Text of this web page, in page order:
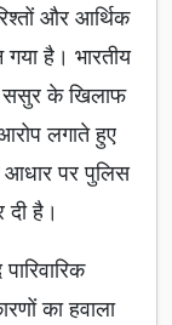
और आर्थिक
है। भारतीय
ससुर के खिलाफ
लगाते हुए
आधार पर पुलिस
है।
का हवाला